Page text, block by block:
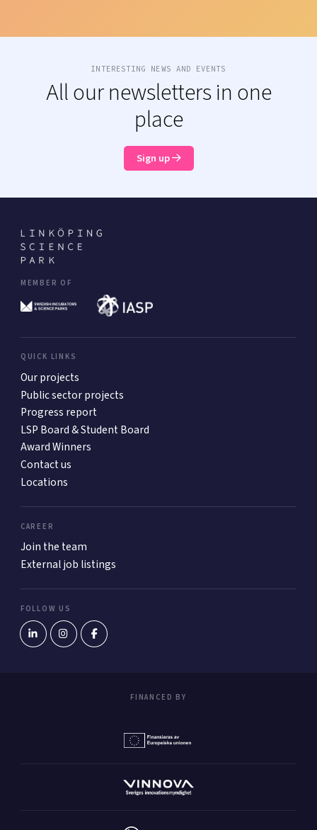
INTERESTING NEWS AND EVENTS
All our newsletters in one
place
Sign up
MEMBER OF
QUICK LINKS
Our projects
Public sector projects
Progress report
LSP Board & Student Board
Award Winners
Contact us
Locations
CAREER
Join the team
External job listings
FOLLOW US
FINANCED BY